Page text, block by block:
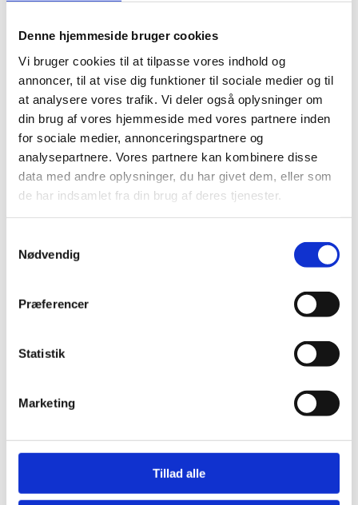
Denne hjemmeside bruger cookies
Vi bruger cookies til at tilpasse vores indhold og
annoncer, til at vise dig funktioner til sociale medier og til
at analysere vores trafik. Vi deler også oplysninger om
din brug af vores hjemmeside med vores partnere inden
for sociale medier, annonceringspartnere og
analysepartnere. Vores partnere kan kombinere disse
data med andre oplysninger, du har givet dem, eller som
de har indsamlet fra din brug af deres tjenester.
Nødvendig
Præferencer
Statistik
Marketing
Tillad alle
Pæne kampagner flytter intet
Pæne kampagner flytter intet dato forfatterIda Marie
Lindegaard Flot. Men virker det?Vi ser dem hele tiden:
fuldstændig ligegyldige. For hvad hjælper det, hvis de